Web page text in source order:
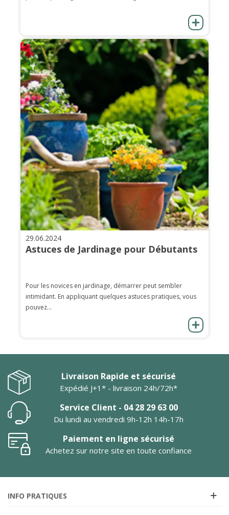
29.06.2024
Astuces de Jardinage pour Débutants
Pour les novices en jardinage, démarrer peut sembler
intimidant. En appliquant quelques astuces pratiques, vous
pouvez...
Livraison Rapide et sécurisé
Expédié J+1* - livraison 24h/72h*
Service Client - 04 28 29 63 00
Du lundi au vendredi 9h-12h 14h-17h
Paiement en ligne sécurisé
Achetez sur notre site en toute confiance
INFO PRATIQUES